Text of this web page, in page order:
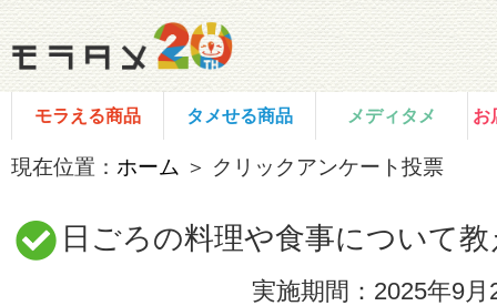
モラえる商品 タメせる商品 メディタメ お
現在位置： ホーム ＞ クリックアンケート投票
日ごろの料理や食事について
実施期間：2025年9